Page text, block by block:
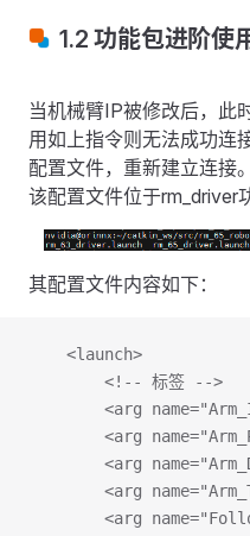
1.2 功能包进阶使
当机械臂IP被修改后，此
用如上指令则无法成功连
配置文件，重新建立连接。
该配置文件位于rm_driver
其配置文件内容如下：
    <launch>
        <!-- 标签 -->
<arg
<arg
<arg
<arg
<arg